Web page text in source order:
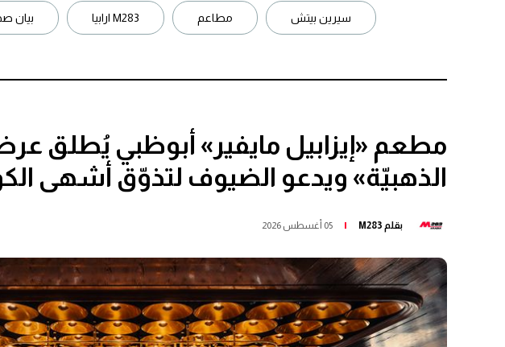
سيرين بيتش مطاعم M283 ارابيا بيان
مطعم «إيزابيل مايفير» أبوظبي يُطلق
الذهبيّة» ويدعو الضيوف لتذوّق أشهى
بقلم M283 05 أغسطس 2026